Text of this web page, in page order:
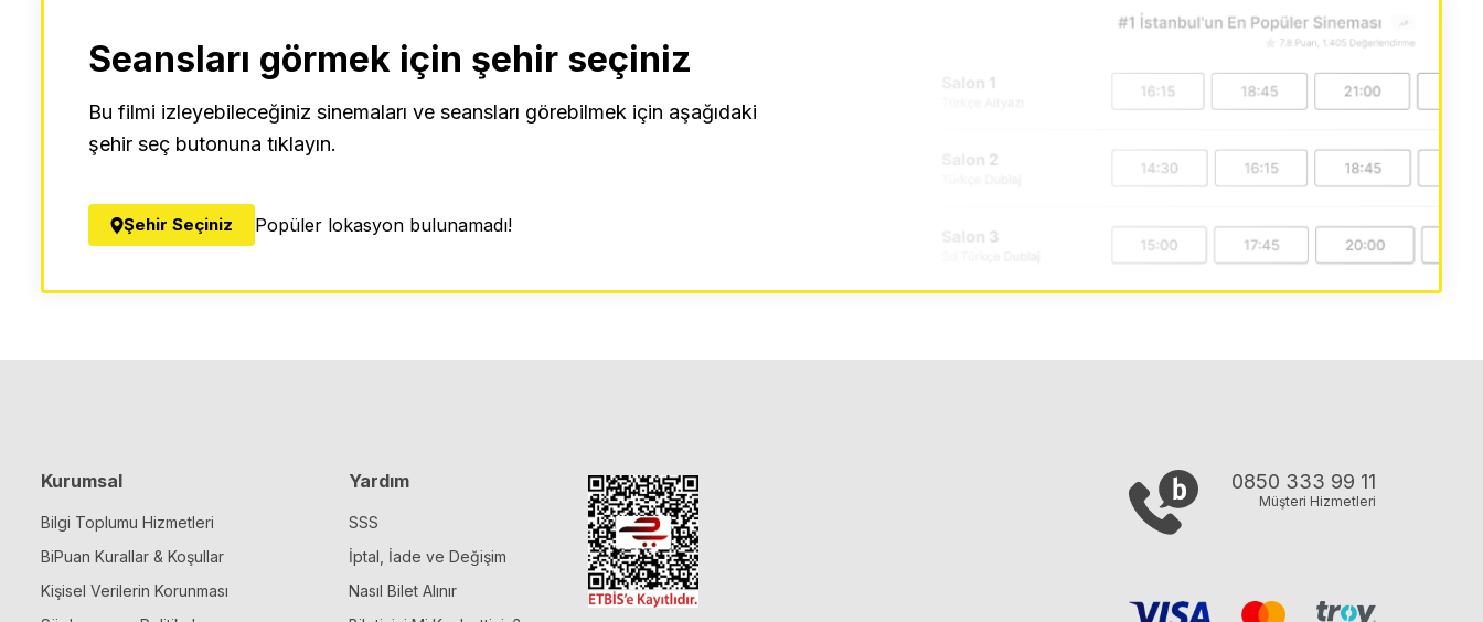
Seansları görmek için şehir seçiniz
Bu filmi izleyebileceğiniz sinemaları ve seansları görebilmek için aşağıdaki
şehir seç butonuna tıklayın.
Şehir Seçiniz Popüler lokasyon bulunamadı!
Kurumsal
Bilgi Toplumu Hizmetleri
BiPuan Kurallar & Koşullar
Kişisel Verilerin Korunması
Yardım
SSS
İptal, İade ve Değişim
Nasıl Bilet Alınır
0850 333 99 11
Müşteri Hizmetleri